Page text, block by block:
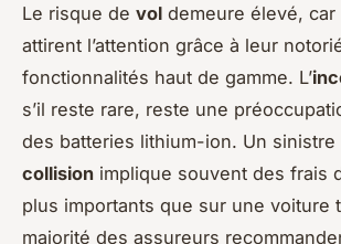
Le risque de vol demeure élevé, car
attirent l’attention grâce à leur
fonctionnalités haut de gamme. L’
s’il reste rare, reste une
des batteries lithium-ion. Un sinistre
collision implique souvent des frais
plus importants que sur une voiture
majorité des assureurs